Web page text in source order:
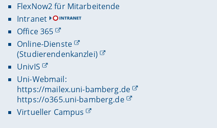
FlexNow2 für Mitarbeitende
Intranet
Office 365
Online-Dienste
(Studierendenkanzlei)
UnivIS
Uni-Webmail:
https://mailex.uni-bamberg.de
https://o365.uni-bamberg.de
Virtueller Campus